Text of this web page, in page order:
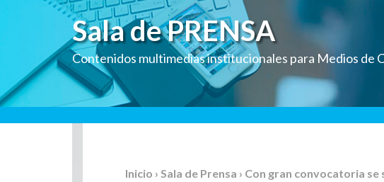
Sala de PRENSA
Contenidos multimedias institucionales para Medios de
Inicio › Sala de Prensa › Con gran convocatoria